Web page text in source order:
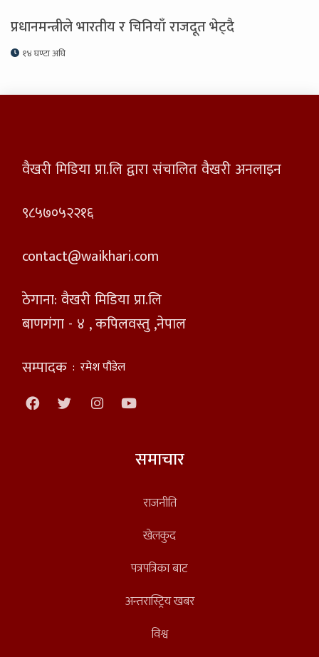
प्रधानमन्त्रीले भारतीय र चिनियाँ राजदूत भेट्दै
१४ घण्टा अघि
वैखरी मिडिया प्रा.लि द्वारा संचालित वैखरी अनलाइन
९८५७०५२२१६
contact@waikhari.com
ठेगाना: वैखरी मिडिया प्रा.लि
बाणगंगा - ४ , कपिलवस्तु ,नेपाल
सम्पादक : रमेश पौडेल
समाचार
राजनीति
खेलकुद
पत्रपत्रिका बाट
अन्तरास्ट्रिय खबर
विश्व